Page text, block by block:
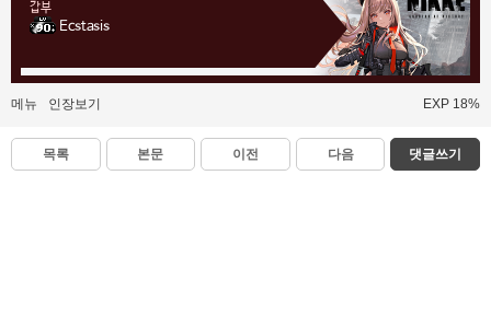
갑부
Ecstasis
메뉴 인장보기 EXP 18%
목록 본문 이전 다음 댓글쓰기